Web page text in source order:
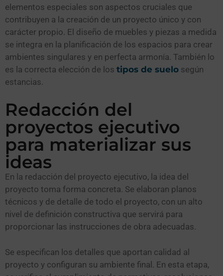
elementos especiales son aspectos cruciales que
contribuyen a la creación de un proyecto único y con
carácter propio. El diseño de muebles y piezas a medida
se integra en la planificación de los espacios para crear
ambientes singulares y en perfecta armonía. También lo
es la correcta elección de los tipos de suelo según
estancias.
Redacción del
proyectos ejecutivo
para materializar sus
ideas
En la redacción del proyecto ejecutivo, la idea del
proyecto toma forma concreta. Se elaboran planos
técnicos y de detalle de todo el proyecto, con un alto
nivel de definición constructiva que servirá para
proporcionar las instrucciones de obra adecuadas.
Se especifican los detalles que aportan calidad al
proyecto y configuran su ambiente final. En esta etapa,